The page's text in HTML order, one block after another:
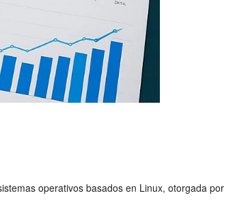
operativos basados en Linux, otorgada por